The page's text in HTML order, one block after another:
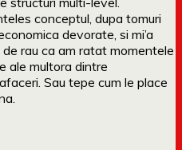
conceptul, dupa tomuri
devorate, si mi’a
rau ca am ratat momentele
ale multora dintre
Sau tepe cum le place